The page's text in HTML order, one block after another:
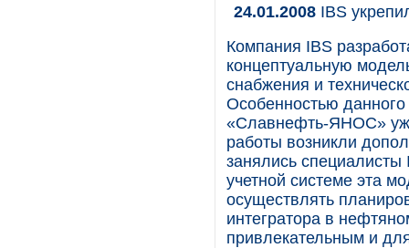
24.01.2008 IBS
Компания IBS
концептуальную
снабжения и
Особенностью
«Славнефть-ЯНОС»
работы возникли
занялись
учетной системе эта
осуществлять
интегратора в
привлекательным и